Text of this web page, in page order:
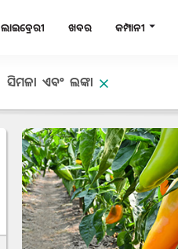
ଲାଇବ୍ରେରୀ ଖବର କମ୍ପାନୀ
ସିମଳା ଏବଂ ଲଙ୍କା